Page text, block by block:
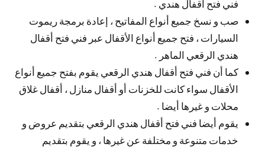
فني فتح أقفال هندي .
صب و نسخ جميع أنواع المفاتيح ، إعادة برمجة ريموت
السيارات ، فتح جميع أنواع الأقفال عبر فني فتح أقفال
هندي الرقعي الماهر .
كما أن فني فتح أقفال هندي الرقعي يقوم بفتح جميع أنواع
الأقفال سواء كانت للخزنات أو أقفال منازل ، أقفال غلاق
محلات و غيرها أيضا .
يقوم أيضا فني فتح أقفال هندي الرقعي بتقديم عروض و
خدمات متنوعة و مختلفة عن غيرها ، و يقوم بتقديم